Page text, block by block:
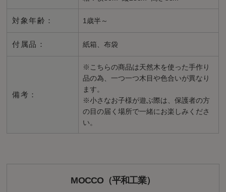
対象年齢： 1歳半～
付属品： 紙箱、布袋
備考：
※こちらの商品は天然木を使った手作り
品の為、一つ一つ木目や色合いが異なり
ます。
※小さなお子様が遊ぶ際は、保護者の方
の目の届く場所で一緒にお楽しみくださ
い。
MOCCO（平和工業）